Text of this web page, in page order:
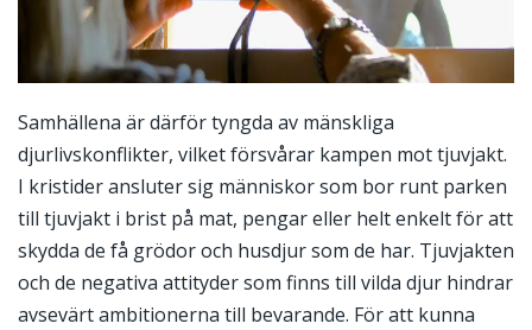
Samhällena är därför tyngda av mänskliga
djurlivskonflikter, vilket försvårar kampen mot tjuvjakt.
I kristider ansluter sig människor som bor runt parken
till tjuvjakt i brist på mat, pengar eller helt enkelt för att
skydda de få grödor och husdjur som de har. Tjuvjakten
och de negativa attityder som finns till vilda djur hindrar
avsevärt ambitionerna till bevarande. För att kunna